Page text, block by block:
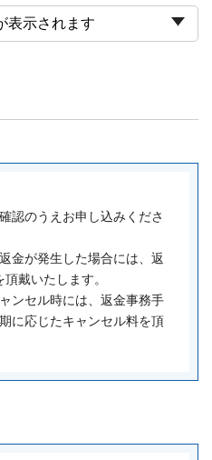
認のうえお申し込みくださ
金が発生した場合には、返
戴いたします。
ンセル時には、返金事務手
に応じたキャンセル料を頂